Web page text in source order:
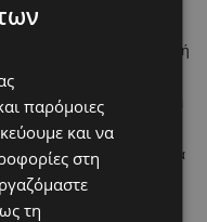
δυνατή προσπάθεια
στην καλύτερη δυνατή
Στη χώρα μας, ο
χρόνια, αγωνίζεται
δημιουργήσει ένα
μέσα στη ΜΕΝΝ, αλλά
για τα παιδιά που
προωρότητας.
παρόμοιες
και να
στη
τη